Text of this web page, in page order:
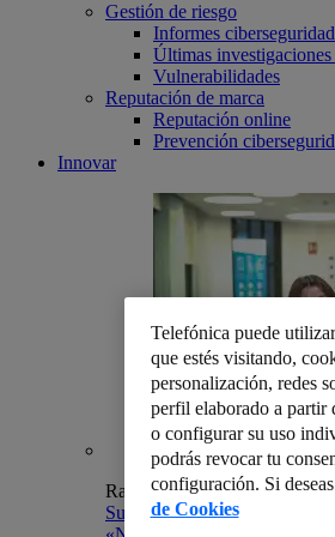
Gestión de riesgo
Informes ciberseguridad
Últimas
Vulnerabilidades
Reputación de marca
Reputación online
Prevención
Innovar
Raúl Alonso
Suscrip, la app para compartir
Telefónica puede
que estés visitando,
personalización, redes
perfil elaborado a partir
o configurar su uso
podrás revocar tu
configuración. Si
de Cookies